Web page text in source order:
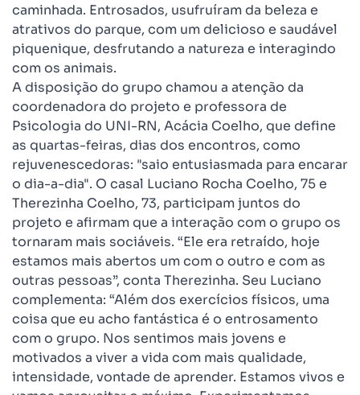
caminhada. Entrosados, usufruíram da beleza e
atrativos do parque, com um delicioso e saudável
piquenique, desfrutando a natureza e interagindo
com os animais.
A disposição do grupo chamou a atenção da
coordenadora do projeto e professora de
Psicologia do UNI-RN, Acácia Coelho, que define
as quartas-feiras, dias dos encontros, como
rejuvenescedoras: "saio entusiasmada para encarar
o dia-a-dia". O casal Luciano Rocha Coelho, 75 e
Therezinha Coelho, 73, participam juntos do
projeto e afirmam que a interação com o grupo os
tornaram mais sociáveis. “Ele era retraído, hoje
estamos mais abertos um com o outro e com as
outras pessoas”, conta Therezinha. Seu Luciano
complementa: “Além dos exercícios físicos, uma
coisa que eu acho fantástica é o entrosamento
com o grupo. Nos sentimos mais jovens e
motivados a viver a vida com mais qualidade,
intensidade, vontade de aprender. Estamos vivos e